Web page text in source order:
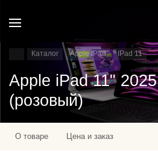
Каталог Apple IPad IPad 11
Apple iPad 11"
(розовый)
О товаре Цена и заказ